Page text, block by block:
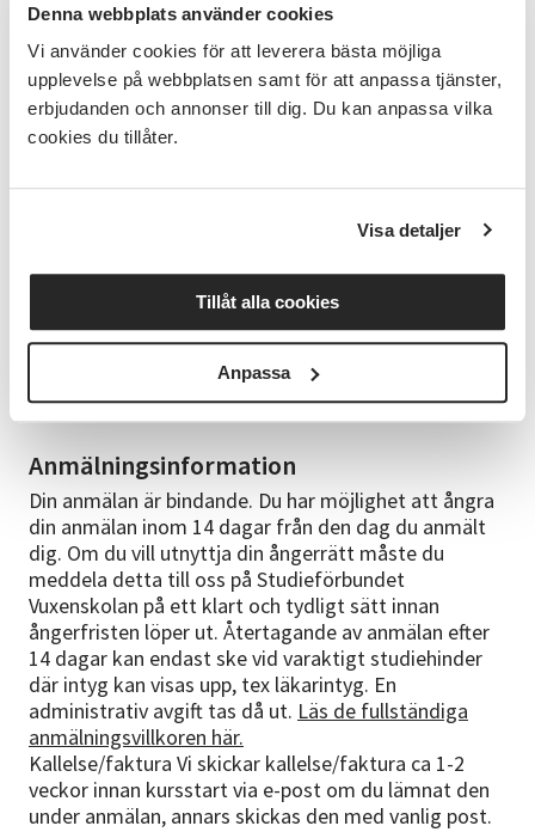
Denna webbplats använder cookies
Vi använder cookies för att leverera bästa möjliga
upplevelse på webbplatsen samt för att anpassa tjänster,
erbjudanden och annonser till dig. Du kan anpassa vilka
cookies du tillåter.
Visa detaljer
Tillåt alla cookies
Anpassa
Material ingår i deltagaravgiften och räcker till sex
stycken bivaxdukar (tre runda och tre fyrkantiga)
som du får ta med dig hem och börja använda direkt.
Bra att veta
augusti. Vi håller numera till på Storgatan 45.
Mejl: katarina.karlsson@sv.se
Telefon: 072-595 49 08
Frågor gällande faktura och anmälan
Telefon: 0950-125 85
Anmälningsinformation
Din anmälan är bindande. Du har möjlighet att ångra
din anmälan inom 14 dagar från den dag du anmält
dig. Om du vill utnyttja din ångerrätt måste du
meddela detta till oss på Studieförbundet
Vuxenskolan på ett klart och tydligt sätt innan
ångerfristen löper ut. Återtagande av anmälan efter
14 dagar kan endast ske vid varaktigt studiehinder
där intyg kan visas upp, tex läkarintyg. En
administrativ avgift tas då ut. Läs de fullständiga
anmälningsvillkoren här.
Kallelse/faktura Vi skickar kallelse/faktura ca 1-2
veckor innan kursstart via e-post om du lämnat den
under anmälan, annars skickas den med vanlig post.